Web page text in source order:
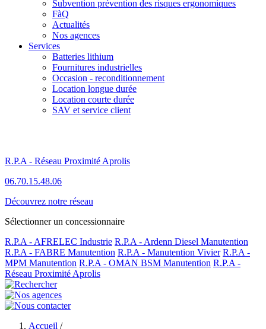
Subvention prévention des risques ergonomiques
FàQ
Actualités
Nos agences
Services
Batteries lithium
Fournitures industrielles
Occasion - reconditionnement
Location longue durée
Location courte durée
SAV et service client
R.P.A - Réseau Proximité Aprolis
06.70.15.48.06
Découvrez notre réseau
Sélectionner un concessionnaire
R.P.A - AFRELEC Industrie R.P.A - Ardenn Diesel Manutention
R.P.A - FABRE Manutention R.P.A - Manutention Vivier R.P.A -
MPM Manutention R.P.A - OMAN BSM Manutention R.P.A -
Réseau Proximité Aprolis
Accueil /